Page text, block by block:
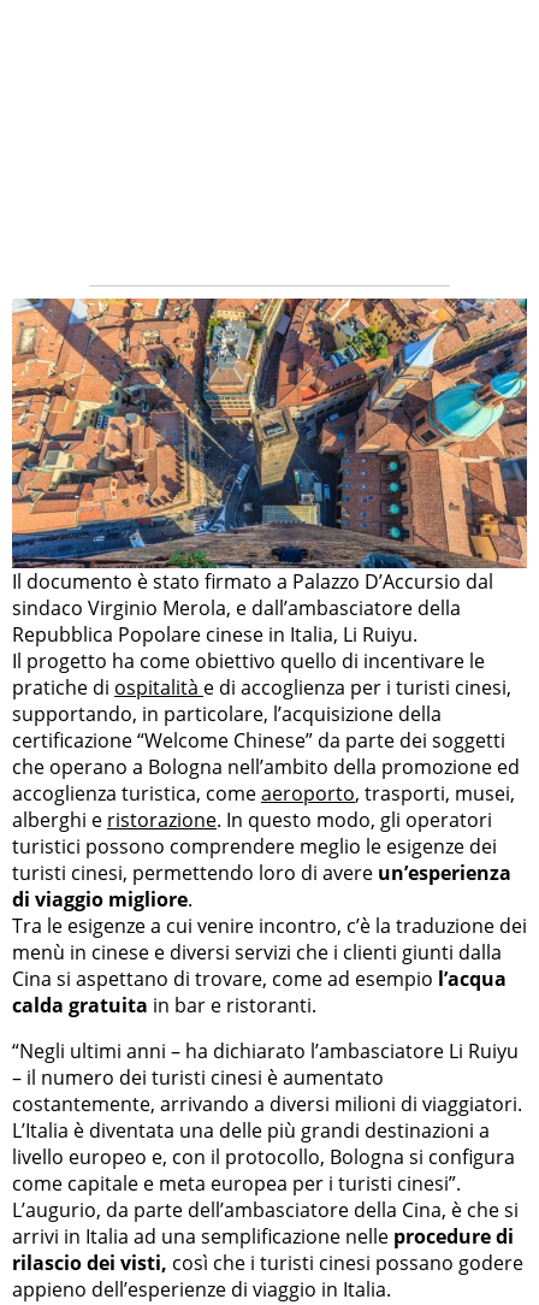
Il documento è stato firmato a Palazzo D’Accursio dal
sindaco Virginio Merola, e dall’ambasciatore della
Repubblica Popolare cinese in Italia, Li Ruiyu.
Il progetto ha come obiettivo quello di incentivare le
pratiche di ospitalità e di accoglienza per i turisti cinesi,
supportando, in particolare, l’acquisizione della
certificazione “Welcome Chinese” da parte dei soggetti
che operano a Bologna nell’ambito della promozione ed
accoglienza turistica, comeaeroporto, trasporti, musei,
alberghi e ristorazione. In questo modo, gli operatori
turistici possono comprendere meglio le esigenze dei
turisti cinesi, permettendo loro di avere un’esperienza
di viaggio migliore.
Tra le esigenze a cui venire incontro, c’è la traduzione dei
menù in cinese e diversi servizi che i clienti giunti dalla
Cina si aspettano di trovare, come ad esempio l’acqua
calda gratuita in bar e ristoranti.
“Negli ultimi anni – ha dichiarato l’ambasciatore Li Ruiyu
– il numero dei turisti cinesi è aumentato
costantemente, arrivando a diversi milioni di viaggiatori.
L’Italia è diventata una delle più grandi destinazioni a
livello europeo e, con il protocollo, Bologna si configura
come capitale e meta europea per i turisti cinesi”.
L’augurio, da parte dell’ambasciatore della Cina, è che si
arrivi in Italia ad una semplificazione nelle procedure di
rilascio dei visti, così che i turisti cinesi possano godere
appieno dell’esperienze di viaggio in Italia.